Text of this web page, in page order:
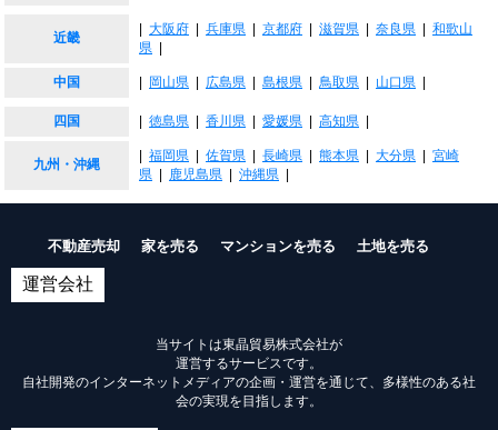
近畿
大阪府 兵庫県 京都府 滋賀県 奈良県
和歌山
県
中国 岡山県 広島県 島根県 鳥取県 山口県
四国 徳島県 香川県 愛媛県 高知県
九州・沖縄
福岡県 佐賀県 長崎県 熊本県 大分県
宮崎
県
鹿児島県 沖縄県
不動産売却 家を売る マンションを売る 土地を売る
運営会社
当サイトは東晶貿易株式会社が
運営するサービスです。
自社開発のインターネットメディアの企画・運営を通じて、多様性のある社
会の実現を目指します。